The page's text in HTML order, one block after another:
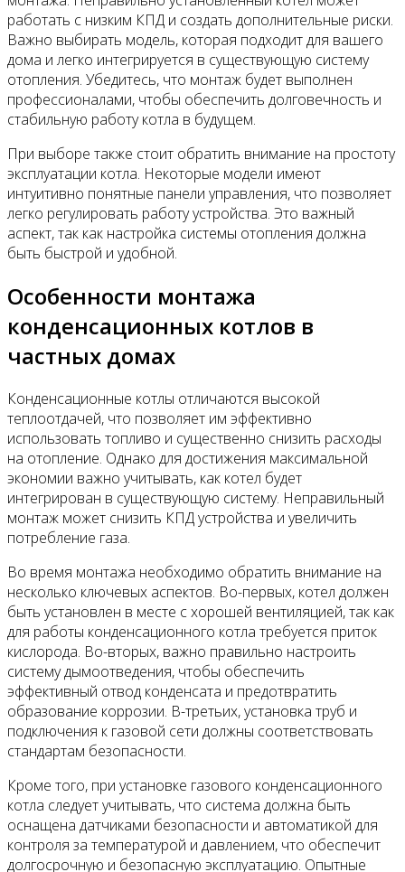
работать с низким КПД и создать дополнительные риски.
Важно выбирать модель, которая подходит для вашего
дома и легко интегрируется в существующую систему
отопления. Убедитесь, что монтаж будет выполнен
профессионалами, чтобы обеспечить долговечность и
стабильную работу котла в будущем.
При выборе также стоит обратить внимание на простоту
эксплуатации котла. Некоторые модели имеют
интуитивно понятные панели управления, что позволяет
легко регулировать работу устройства. Это важный
аспект, так как настройка системы отопления должна
быть быстрой и удобной.
Особенности монтажа
конденсационных котлов в
частных домах
Конденсационные котлы отличаются высокой
теплоотдачей, что позволяет им эффективно
использовать топливо и существенно снизить расходы
на отопление. Однако для достижения максимальной
экономии важно учитывать, как котел будет
интегрирован в существующую систему. Неправильный
монтаж может снизить КПД устройства и увеличить
потребление газа.
Во время монтажа необходимо обратить внимание на
несколько ключевых аспектов. Во-первых, котел должен
быть установлен в месте с хорошей вентиляцией, так как
для работы конденсационного котла требуется приток
кислорода. Во-вторых, важно правильно настроить
систему дымоотведения, чтобы обеспечить
эффективный отвод конденсата и предотвратить
образование коррозии. В-третьих, установка труб и
подключения к газовой сети должны соответствовать
стандартам безопасности.
Кроме того, при установке газового конденсационного
котла следует учитывать, что система должна быть
оснащена датчиками безопасности и автоматикой для
контроля за температурой и давлением, что обеспечит
долгосрочную и безопасную эксплуатацию. Опытные